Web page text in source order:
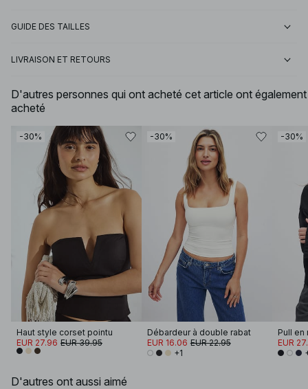
GUIDE DES TAILLES
LIVRAISON ET RETOURS
D'autres personnes qui ont acheté cet article ont également
acheté
-30%
Haut style corset pointu
EUR 27.96 EUR 39.95
-30%
Débardeur à double rabat
EUR 16.06 EUR 22.95
+1
-30%
EUR
D'autres ont aussi aimé